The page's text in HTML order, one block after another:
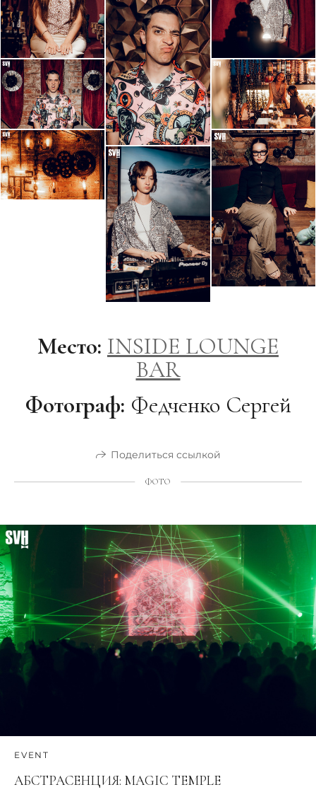
Место: INSIDE LOUNGE
BAR
Фотограф: Федченко Сергей
Поделиться ссылкой
ФОТО
EVENT
АБСТРАСЕНЦИЯ: MAGIC TEMPLE